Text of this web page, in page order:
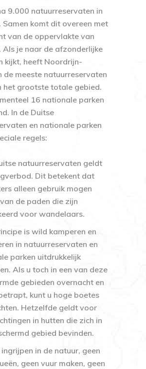
9.000 natuurreservaten in
Samen komt dit overeen met
van de oppervlakte van
Als je naar de afzonderlijke
kijkt, heeft Noordrijn-
de meeste natuurreservaten
het grootste totale gebied.
16 nationale parken
In de Duitse
en nationale parken
regels:
natuurreservaten geldt
Dit betekent dat
alleen gebruik mogen
de paden die zijn
voor wandelaars.
is wild kamperen en
in natuurreservaten en
parken uitdrukkelijk
Als u toch in een van deze
gebieden overnacht en
kunt u hoge boetes
Hetzelfde geldt voor
in hutten die zich in
gebied bevinden.
in de natuur, geen
geen vuur maken, geen